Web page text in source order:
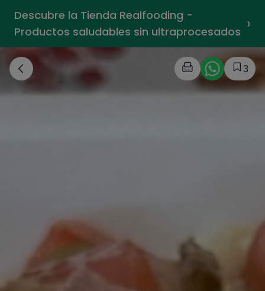
Descubre la Tienda Realfooding -
Productos saludables sin ultraprocesados ›
3